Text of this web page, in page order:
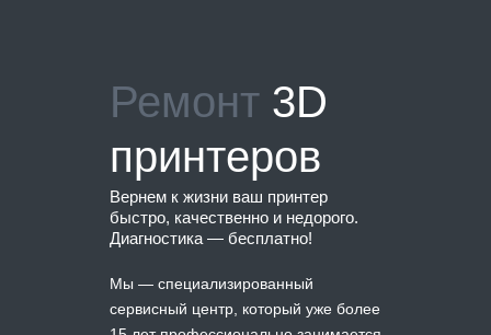
Ремонт 3D
принтеров
Вернем к жизни ваш принтер
быстро, качественно и недорого.
Диагностика — бесплатно!
Мы — специализированный
сервисный центр, который уже более